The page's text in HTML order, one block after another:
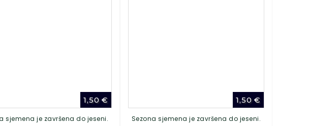
1,50€
sjemena je završena do jeseni.
1,50€
Sezona sjemena je završena do jeseni.